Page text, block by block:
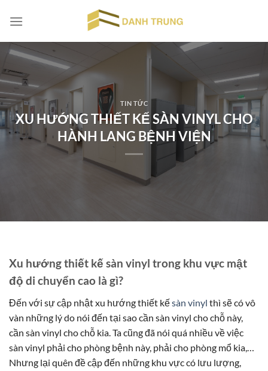
đến
dung
TIN TỨC
XU HƯỚNG THIẾT KẾ SÀN VINYL CHO
HÀNH LANG BỆNH VIỆN
Xu hướng thiết kế sàn vinyl trong khu vực mật
độ di chuyển cao là gì?
Đến với sự cập nhật xu hướng thiết kếsàn vinyl thì sẽ có vô
vàn những lý do nói đến tại sao cần sàn vinyl cho chỗ này,
cần sàn vinyl cho chỗ kia. Ta cũng đã nói quá nhiều về việc
sàn vinyl phải cho phòng bệnh này, phải cho phòng mổ kia,…
Nhưng lại quên đề cập đến những khu vực có lưu lượng,